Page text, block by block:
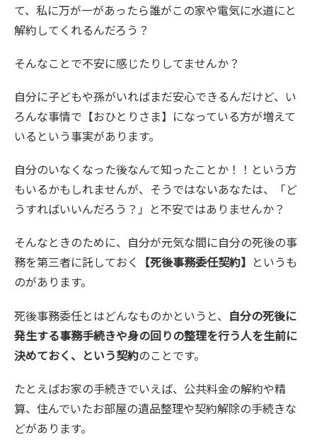
て、私に万が一があったら誰がこの家や電気に水道にと
解約してくれるんだろう？
そんなことで不安に感じたりしてませんか？
自分に子どもや孫がいればまだ安心できるんだけど、い
ろんな事情で【おひとりさま】になっている方が増えて
いるという事実があります。
自分のいなくなった後なんて知ったことか！！という方
もいるかもしれませんが、そうではないあなたは、「ど
うすればいいんだろう？」と不安ではありませんか？
そんなときのために、自分が元気な間に自分の死後の事
務を第三者に託しておく 【死後事務委任契約】 というも
のがあります。
死後事務委任とはどんなものかというと、 自分の死後に
発生する事務手続きや身の回りの整理を行う人を生前に
決めておく、という契約のことです。
たとえばお家の手続きでいえば、公共料金の解約や精
算、住んでいたお部屋の遺品整理や契約解除の手続きな
どがあります。